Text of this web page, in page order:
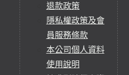
退款政策
隱私權政策及會
員服務條款
本公司個人資料
使用說明